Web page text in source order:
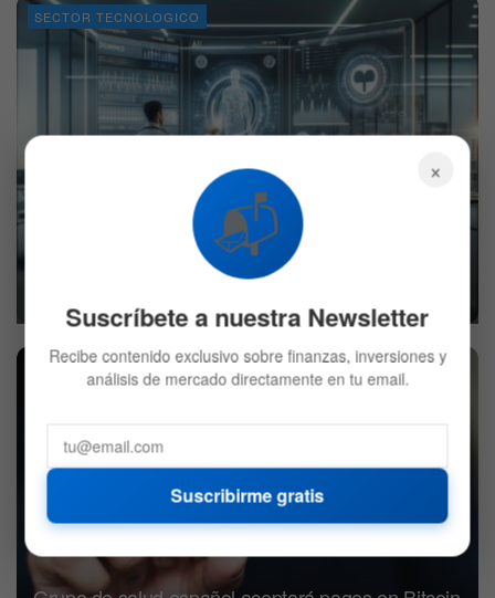
SECTOR TECNOLOGICO
La IA generativa está transformando la atención
×
📬
Suscríbete a nuestra Newsletter
Recibe contenido exclusivo sobre finanzas, inversiones y
análisis de mercado directamente en tu email.
Suscribirme gratis